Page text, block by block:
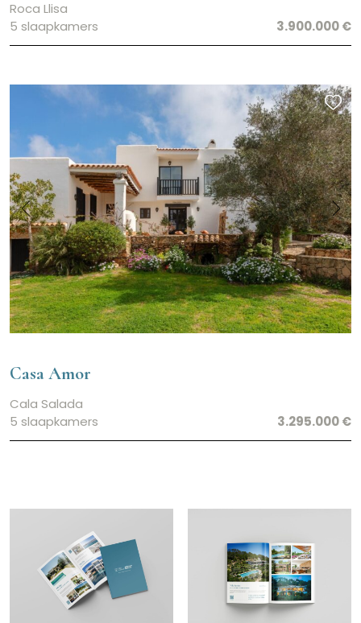
Roca Llisa
5 slaapkamers
3.900.000 €
Casa Amor
Cala Salada
5 slaapkamers
3.295.000 €